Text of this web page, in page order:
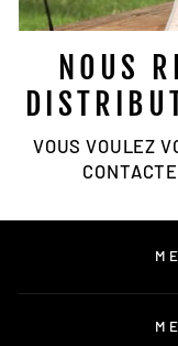
NOUS
VOUS VOULEZ